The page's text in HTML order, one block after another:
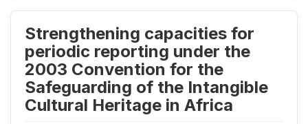
Strengthening capacities for
periodic reporting under the
2003 Convention for the
Safeguarding of the Intangible
Cultural Heritage in Africa